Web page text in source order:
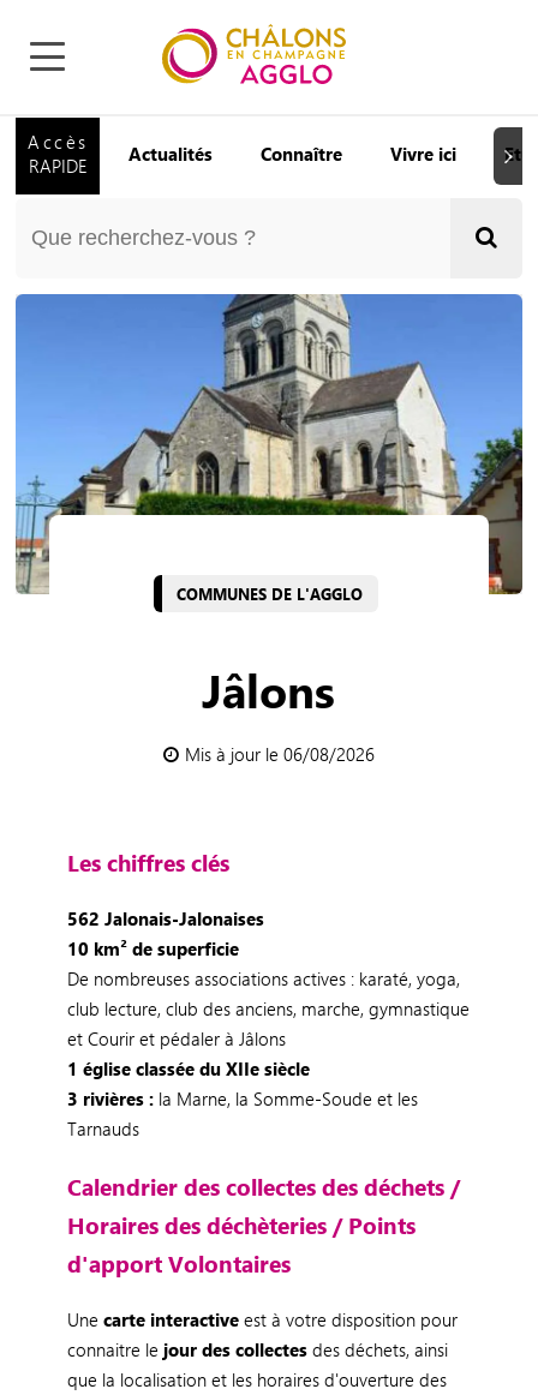
Accès
RAPIDE
Actualités Connaître Vivre ici
COMMUNES DE L'AGGLO
Jâlons
Mis à jour le 06/08/2026
Les chiffres clés
562 Jalonais-Jalonaises
10 km² de superficie
De nombreuses associations actives : karaté, yoga,
club lecture, club des anciens, marche, gymnastique
et Courir et pédaler à Jâlons
1 église classée du XIIe siècle
3 rivières :la Marne, la Somme-Soude et les
Tarnauds
Calendrier des collectes des déchets /
Horaires des déchèteries / Points
d'apport Volontaires
Une carte interactive est à votre disposition pour
connaitre le jour des collectes des déchets, ainsi
que la localisation et les horaires d'ouverture des